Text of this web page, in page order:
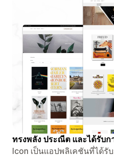
ทรงพลัง ประณีต และได้รับก
Icon เป็นแอปพลิเคชันที่ได้รั